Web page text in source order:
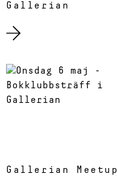
Gallerian
Gallerian Meetup